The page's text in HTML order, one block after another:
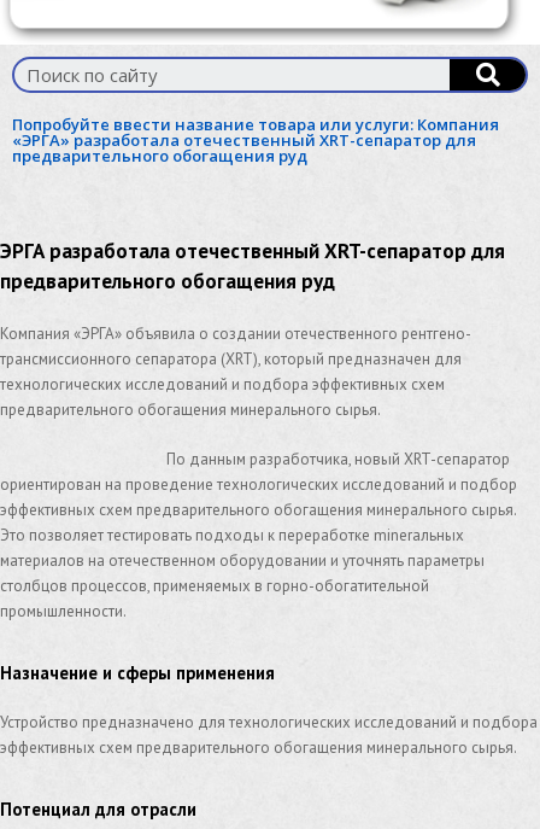
Попробуйте ввести название товара или услуги: Компания
«ЭРГА» разработала отечественный XRT-сепаратор для
предварительного обогащения руд
ЭРГА разработала отечественный XRT-сепаратор для
предварительного обогащения руд
Компания «ЭРГА» объявила о создании отечественного рентгено-
трансмиссионного сепаратора (XRT), который предназначен для
технологических исследований и подбора эффективных схем
предварительного обогащения минерального сырья.
По данным разработчика, новый XRT-сепаратор
ориентирован на проведение технологических исследований и подбор
эффективных схем предварительного обогащения минерального сырья.
Это позволяет тестировать подходы к переработке minerальных
материалов на отечественном оборудовании и уточнять параметры
столбцов процессов, применяемых в горно-обогатительной
промышленности.
Назначение и сферы применения
Устройство предназначено для технологических исследований и подбора
эффективных схем предварительного обогащения минерального сырья.
Потенциал для отрасли